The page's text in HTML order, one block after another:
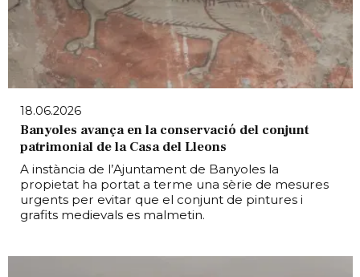
18.06.2026
Banyoles avança en la conservació del conjunt
patrimonial de la Casa del Lleons
A instància de l’Ajuntament de Banyoles la
propietat ha portat a terme una sèrie de mesures
urgents per evitar que el conjunt de pintures i
grafits medievals es malmetin.